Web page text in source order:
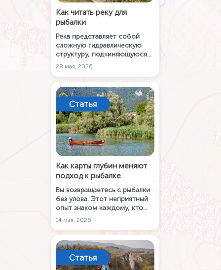
Как читать реку для
рыбалки
Река представляет собой
сложную гидравлическую
структуру, подчиняющуюся
законам физики и биологии.
объединяет знания по
гидрологии, ихтиологии и
практическому поиску, чтобы
помочь перейти от случайных
поимок к осознанной ловле.
28 мая, 2026
Статья
Как карты глубин меняют
подход к рыбалке
Вы возвращаетесь с рыбалки
без улова. Этот неприятный
опыт знаком каждому, кто
хотя бы раз держал удилище
дна не возникает на пустом
месте. Он формируется
постепенно, под влиянием
долгих наблюдений, практики
14 мая, 2026
Статья